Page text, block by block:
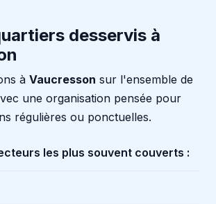
desservis à
à Vaucresson sur l'ensemble de
une organisation pensée pour
régulières ou ponctuelles.
les plus souvent couverts :